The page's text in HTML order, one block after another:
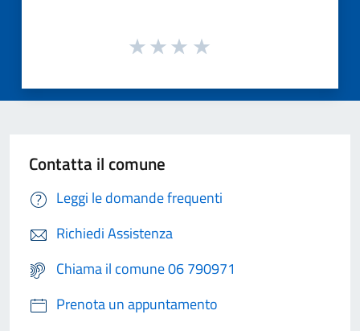
Contatta il comune
Leggi le domande frequenti
Richiedi Assistenza
Chiama il comune 06 790971
Prenota un appuntamento